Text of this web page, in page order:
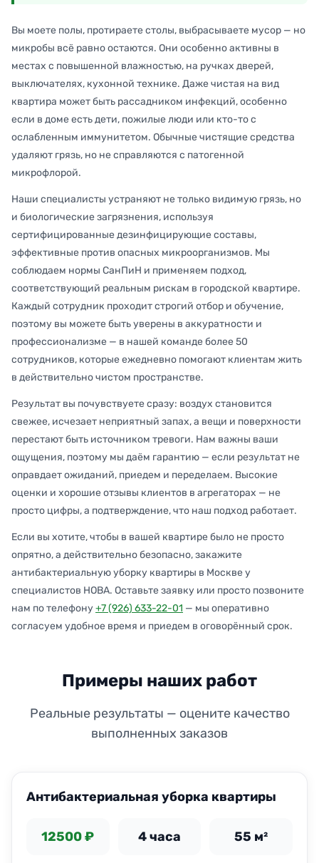
Вы моете полы, протираете столы, выбрасываете мусор — но
микробы всё равно остаются. Они особенно активны в
местах с повышенной влажностью, на ручках дверей,
выключателях, кухонной технике. Даже чистая на вид
квартира может быть рассадником инфекций, особенно
если в доме есть дети, пожилые люди или кто-то с
ослабленным иммунитетом. Обычные чистящие средства
удаляют грязь, но не справляются с патогенной
микрофлорой.
Наши специалисты устраняют не только видимую грязь, но
и биологические загрязнения, используя
сертифицированные дезинфицирующие составы,
эффективные против опасных микроорганизмов. Мы
соблюдаем нормы СанПиН и применяем подход,
соответствующий реальным рискам в городской квартире.
Каждый сотрудник проходит строгий отбор и обучение,
поэтому вы можете быть уверены в аккуратности и
профессионализме — в нашей команде более 50
сотрудников, которые ежедневно помогают клиентам жить
в действительно чистом пространстве.
Результат вы почувствуете сразу: воздух становится
свежее, исчезает неприятный запах, а вещи и поверхности
перестают быть источником тревоги. Нам важны ваши
ощущения, поэтому мы даём гарантию — если результат не
оправдает ожиданий, приедем и переделаем. Высокие
оценки и хорошие отзывы клиентов в агрегаторах — не
просто цифры, а подтверждение, что наш подход работает.
Если вы хотите, чтобы в вашей квартире было не просто
опрятно, а действительно безопасно, закажите
антибактериальную уборку квартиры в Москве у
специалистов НОВА. Оставьте заявку или просто позвоните
нам по телефону +7 (926) 633-22-01 — мы оперативно
согласуем удобное время и приедем в оговорённый срок.
Примеры наших работ
Реальные результаты — оцените качество
выполненных заказов
Антибактериальная уборка квартиры
12500 ₽ 4 часа 55 м²